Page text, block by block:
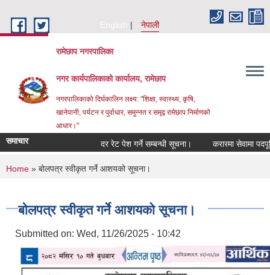
English
नेपाली
रामेछाप नगरपालिका
नगर कार्यपालिकाको कार्यालय, रामेछाप
नगरपालिकाको दिर्घकालिन लक्ष्य: "शिक्षा, स्वास्थ्य, कृषि,
खानेपानी, पर्यटन र पुर्वाधार, समुन्नत र समृद्व रामेछाप निर्माणको
आधार।"
समाचार दर रेट पेश गर्ने सम्बन्धी सूचना। करारमा सेवामा पदपूर्ति
You are here
Home » बोलपत्र स्वीकृत गर्ने आशयको सूचना।
बोलपत्र स्वीकृत गर्ने आशयको सूचना।
Submitted on: Wed, 11/26/2025 - 10:42